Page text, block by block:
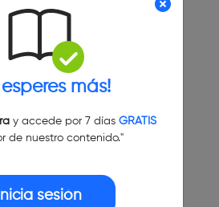
esperes más!
y accede por 7 días GRATIS
de nuestro contenido."
Inicia sesión